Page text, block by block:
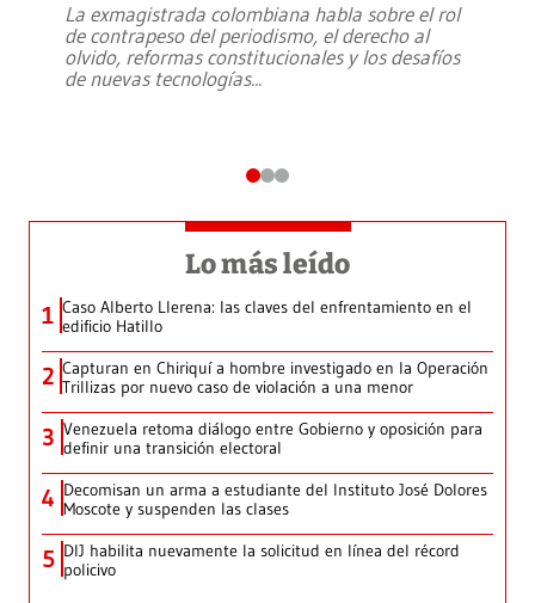
La exmagistrada colombiana habla sobre el rol
de contrapeso del periodismo, el derecho al
olvido, reformas constitucionales y los desafíos
de nuevas tecnologías...
Lo más leído
1 Caso Alberto Llerena: las claves del enfrentamiento en el
edificio Hatillo
2 Capturan en Chiriquí a hombre investigado en la Operación
Trillizas por nuevo caso de violación a una menor
3 Venezuela retoma diálogo entre Gobierno y oposición para
definir una transición electoral
4 Decomisan un arma a estudiante del Instituto José Dolores
Moscote y suspenden las clases
5 DIJ habilita nuevamente la solicitud en línea del récord
policivo